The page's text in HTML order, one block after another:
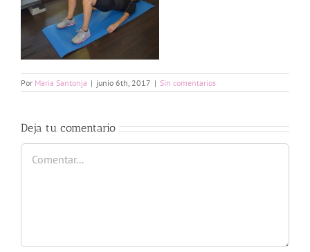
Por Maria Santonja | junio 6th, 2017 | Sin comentarios
Deja tu comentario
Comentar